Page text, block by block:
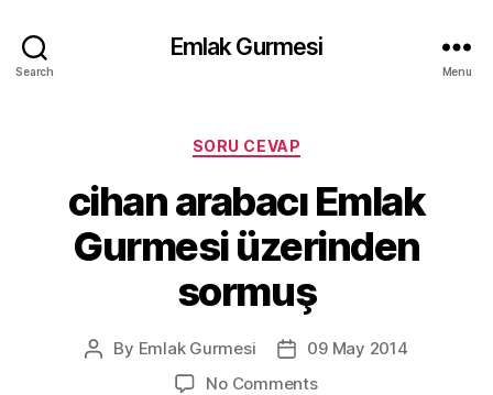
Search
Emlak Gurmesi
Menu
Categories
SORU CEVAP
cihan arabacı Emlak
Gurmesi üzerinden
sormuş
Post
By Emlak Gurmesi
Post09 May 2014
No Commentson